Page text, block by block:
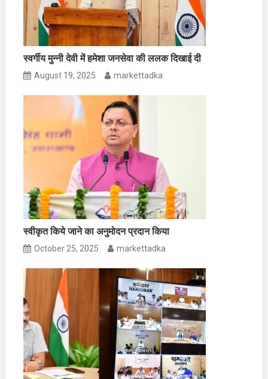
स्वर्गीय मुन्नी देवी में हमेशा जनसेवा की ललक दिखाई दी
August 19, 2025 markettadka
स्वीकृत किये जाने का अनुमोदन प्रदान किया
October 25, 2025 markettadka